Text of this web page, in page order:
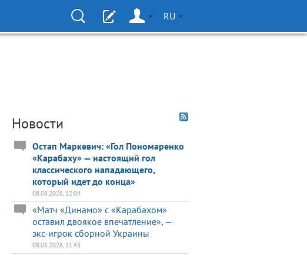
RU
Новости
Остап Маркевич: «Гол Пономаренко
«Карабаху» — настоящий гол
классического нападающего,
который идет до конца»
08.08.2026, 12:04
«Матч «Динамо» с «Карабахом»
оставил двоякое впечатление», —
экс-игрок сборной Украины
08.08.2026, 11:43